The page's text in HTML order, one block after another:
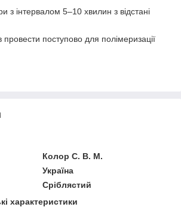
з інтервалом 5–10 хвилин з відстані
поступово для полімеризації
Колор С. В. М.
Україна
Сріблястий
характеристики